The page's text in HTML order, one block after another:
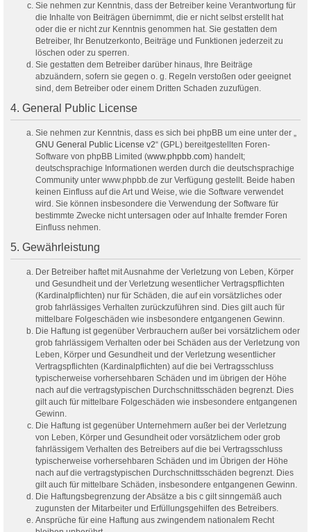
Sie nehmen zur Kenntnis, dass der Betreiber keine Verantwortung für
die Inhalte von Beiträgen übernimmt, die er nicht selbst erstellt hat
oder die er nicht zur Kenntnis genommen hat. Sie gestatten dem
Betreiber, Ihr Benutzerkonto, Beiträge und Funktionen jederzeit zu
löschen oder zu sperren.
Sie gestatten dem Betreiber darüber hinaus, Ihre Beiträge
abzuändern, sofern sie gegen o. g. Regeln verstoßen oder geeignet
sind, dem Betreiber oder einem Dritten Schaden zuzufügen.
4. General Public License
Sie nehmen zur Kenntnis, dass es sich bei phpBB um eine unter der „
GNU General Public License v2“ (GPL) bereitgestellten Foren-
Software von phpBB Limited (www.phpbb.com) handelt;
deutschsprachige Informationen werden durch die deutschsprachige
Community unter www.phpbb.de zur Verfügung gestellt. Beide haben
keinen Einfluss auf die Art und Weise, wie die Software verwendet
wird. Sie können insbesondere die Verwendung der Software für
bestimmte Zwecke nicht untersagen oder auf Inhalte fremder Foren
Einfluss nehmen.
5. Gewährleistung
Der Betreiber haftet mit Ausnahme der Verletzung von Leben, Körper
und Gesundheit und der Verletzung wesentlicher Vertragspflichten
(Kardinalpflichten) nur für Schäden, die auf ein vorsätzliches oder
grob fahrlässiges Verhalten zurückzuführen sind. Dies gilt auch für
mittelbare Folgeschäden wie insbesondere entgangenen Gewinn.
Die Haftung ist gegenüber Verbrauchern außer bei vorsätzlichem oder
grob fahrlässigem Verhalten oder bei Schäden aus der Verletzung von
Leben, Körper und Gesundheit und der Verletzung wesentlicher
Vertragspflichten (Kardinalpflichten) auf die bei Vertragsschluss
typischerweise vorhersehbaren Schäden und im übrigen der Höhe
nach auf die vertragstypischen Durchschnittsschäden begrenzt. Dies
gilt auch für mittelbare Folgeschäden wie insbesondere entgangenen
Gewinn.
Die Haftung ist gegenüber Unternehmern außer bei der Verletzung
von Leben, Körper und Gesundheit oder vorsätzlichem oder grob
fahrlässigem Verhalten des Betreibers auf die bei Vertragsschluss
typischerweise vorhersehbaren Schäden und im Übrigen der Höhe
nach auf die vertragstypischen Durchschnittsschäden begrenzt. Dies
gilt auch für mittelbare Schäden, insbesondere entgangenen Gewinn.
Die Haftungsbegrenzung der Absätze a bis c gilt sinngemäß auch
zugunsten der Mitarbeiter und Erfüllungsgehilfen des Betreibers.
Ansprüche für eine Haftung aus zwingendem nationalem Recht